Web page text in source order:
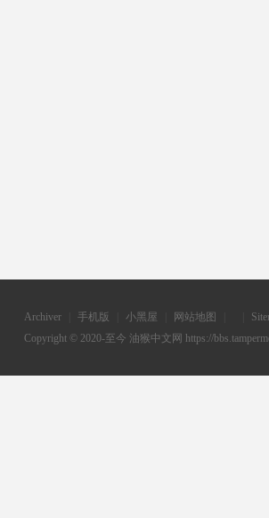
Archiver 手机版 小黑屋 网站地图
Copyright © 2020-至今 油猴中文网 https://